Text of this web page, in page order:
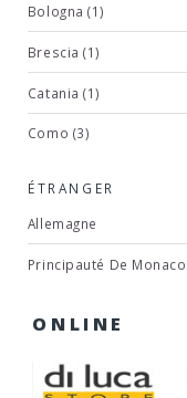
Bologna (1)
Brescia (1)
Catania (1)
Como (3)
ÉTRANGER
Allemagne
Principauté De Monaco
ONLINE